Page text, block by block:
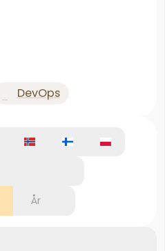
DevOps
År